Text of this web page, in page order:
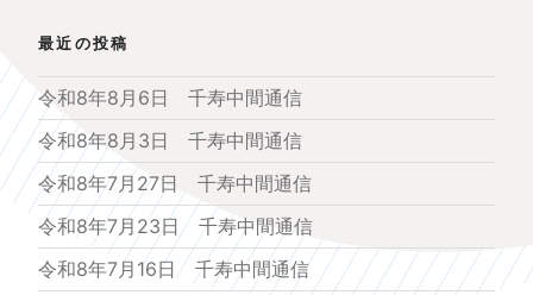
最近の投稿
令和8年8月6日 千寿中間通信
令和8年8月3日 千寿中間通信
令和8年7月27日 千寿中間通信
令和8年7月23日 千寿中間通信
令和8年7月16日 千寿中間通信